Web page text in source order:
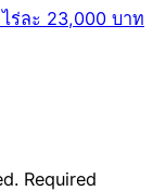
ร่ละ 23,000 บาท
Required